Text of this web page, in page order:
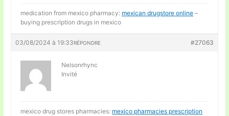
medication from mexico pharmacy: mexican drugstore online –
buying prescription drugs in mexico
03/08/2024 à 19:33 #27063
RÉPONDRE
Nelsonrhync
Invité
mexico drug stores pharmacies: mexico pharmacies prescription